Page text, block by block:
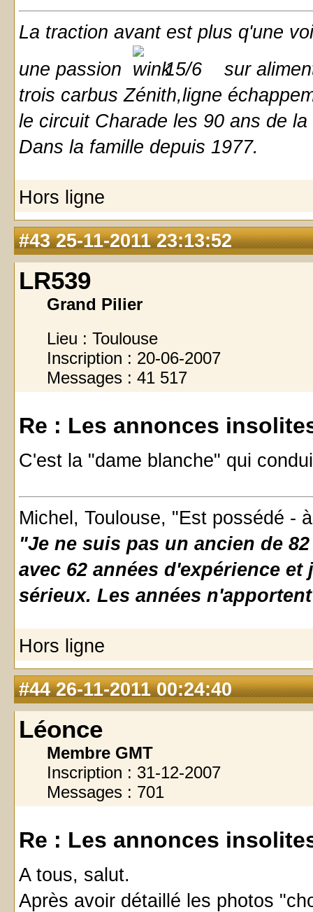
La traction avant est plus q'une
une passion
15/6 sur
trois carbus Zénith,ligne
le circuit Charade les 90 ans de la
Dans la famille depuis 1977.
Hors ligne
#43 25-11-2011 23:13:52
LR539
Grand Pilier
Lieu : Toulouse
Inscription : 20-06-2007
Messages : 41 517
Re : Les annonces
C'est la "dame blanche" qui
Michel, Toulouse, "Est possédé -
"Je ne suis pas un ancien de
avec 62 années d'expérience
sérieux. Les années
Hors ligne
#44 26-11-2011 00:24:40
Léonce
Membre GMT
Inscription : 31-12-2007
Messages : 701
Re : Les annonces
A tous, salut.
Après avoir détaillé les photos